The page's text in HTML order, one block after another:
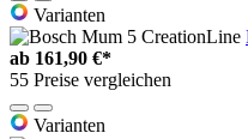
Varianten
ab 161,90 €*
55 Preise vergleichen
Varianten